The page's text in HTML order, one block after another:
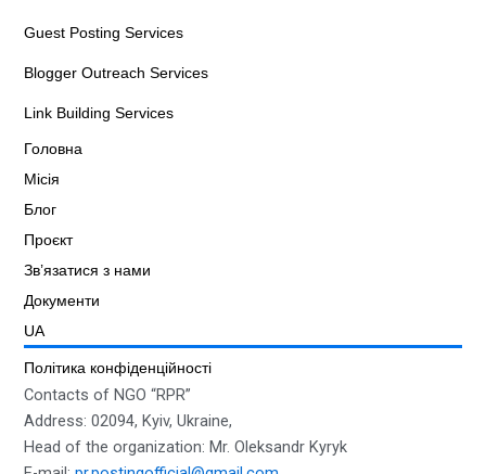
k
Guest Posting Services
Blogger Outreach Services
Link Building Services
Головна
Місія
Блог
Проєкт
Зв’язатися з нами
Документи
UA
Політика конфіденційності
Contacts of NGO “RPR”
Address: 02094, Kyiv, Ukraine,
Head of the organization: Mr. Oleksandr Kyryk